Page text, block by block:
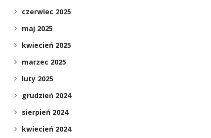
czerwiec 2025
maj 2025
kwiecień 2025
marzec 2025
luty 2025
grudzień 2024
sierpień 2024
kwiecień 2024